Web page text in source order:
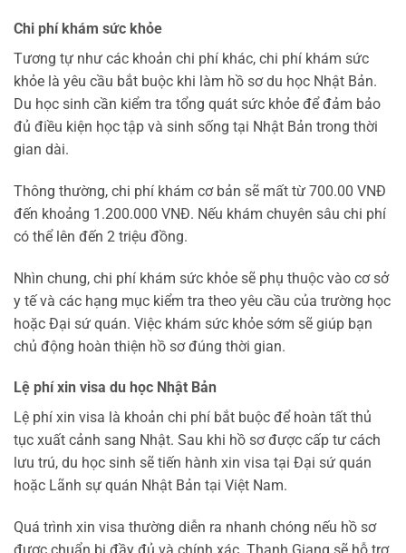
Chi phí khám sức khỏe
Tương tự như các khoản chi phí khác, chi phí khám sức
khỏe là yêu cầu bắt buộc khi làm hồ sơ du học Nhật Bản.
Du học sinh cần kiểm tra tổng quát sức khỏe để đảm bảo
đủ điều kiện học tập và sinh sống tại Nhật Bản trong thời
gian dài.
Thông thường, chi phí khám cơ bản sẽ mất từ 700.00 VNĐ
đến khoảng 1.200.000 VNĐ. Nếu khám chuyên sâu chi phí
có thể lên đến 2 triệu đồng.
Nhìn chung, chi phí khám sức khỏe sẽ phụ thuộc vào cơ sở
y tế và các hạng mục kiểm tra theo yêu cầu của trường học
hoặc Đại sứ quán. Việc khám sức khỏe sớm sẽ giúp bạn
chủ động hoàn thiện hồ sơ đúng thời gian.
Lệ phí xin visa du học Nhật Bản
Lệ phí xin visa là khoản chi phí bắt buộc để hoàn tất thủ
tục xuất cảnh sang Nhật. Sau khi hồ sơ được cấp tư cách
lưu trú, du học sinh sẽ tiến hành xin visa tại Đại sứ quán
hoặc Lãnh sự quán Nhật Bản tại Việt Nam.
Quá trình xin visa thường diễn ra nhanh chóng nếu hồ sơ